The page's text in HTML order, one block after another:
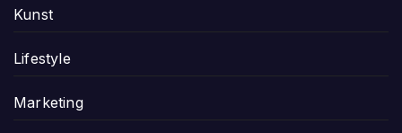
Kunst
Lifestyle
Marketing